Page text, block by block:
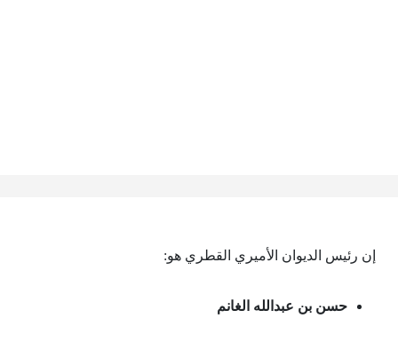
إن رئيس الديوان الأميري القطري هو:
حسن بن عبدالله الغانم